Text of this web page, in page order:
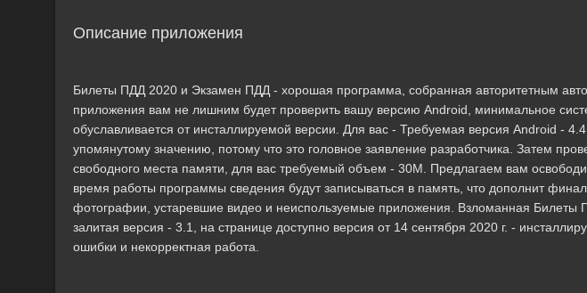
Описание приложения
Билеты ПДД 2020 и Экзамен ПДД - хорошая программа, собранная авторитетным
приложения вам не лишним будет проверить вашу версию Android, минимальное
обуславливается от инсталлируемой версии. Для вас - Требуемая версия Android -
упомянутому значению, потому что это головное заявление разработчика. Затем
свободного места памяти, для вас требуемый объем - 30M. Предлагаем вам
время работы программы сведения будут записываться в память, что дополнит
фотографии, устаревшие видео и неиспользуемые приложения. Взломанная Билеты
залитая версия - 3.1, на странице доступно версия от 14 сентября 2020 г. -
ошибки и некорректная работа.